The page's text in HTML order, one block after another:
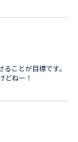
ことが目標です。
どねー！